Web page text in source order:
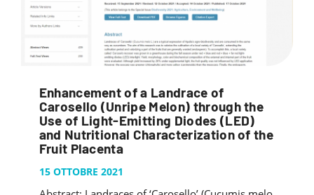
Enhancement of a Landrace of
Carosello (Unripe Melon) through the
Use of Light-Emitting Diodes (LED)
and Nutritional Characterization of the
Fruit Placenta
15 OTTOBRE 2021